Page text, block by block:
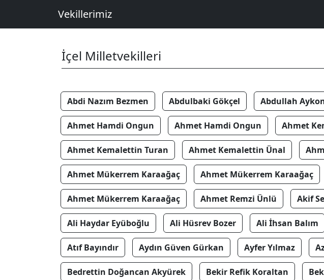
Vekillerimiz
İçel Milletvekilleri
Abdi Nazım Bezmen Abdulbaki Gökçel Abdullah
Ahmet Hamdi Ongun Ahmet Hamdi Ongun Ahmet
Ahmet Kemalettin Turan Ahmet Kemalettin Ünal
Ahmet Mükerrem Karaağaç Ahmet Mükerrem Karaağaç
Ahmet Mükerrem Karaağaç Ahmet Remzi Ünlü Akif
Ali Haydar Eyüboğlu Ali Hüsrev Bozer Ali İhsan Balım
Atıf Bayındır Aydın Güven Gürkan Ayfer Yılmaz
Bedrettin Doğancan Akyürek Bekir Refik Koraltan